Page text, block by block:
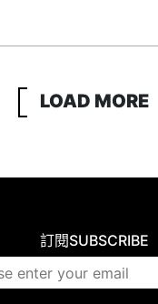
LOAD MORE
訂閱SUBSCRIBE